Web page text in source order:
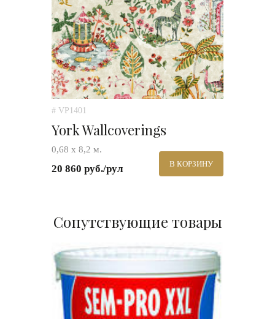
# VP1401
York Wallcoverings
0,68 х 8,2 м.
20 860 руб./рул В КОРЗИНУ
Сопутствующие товары